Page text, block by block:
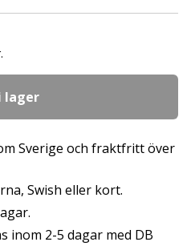
lager
Sverige och fraktfritt över
Swish eller kort.
inom 2-5 dagar med DB